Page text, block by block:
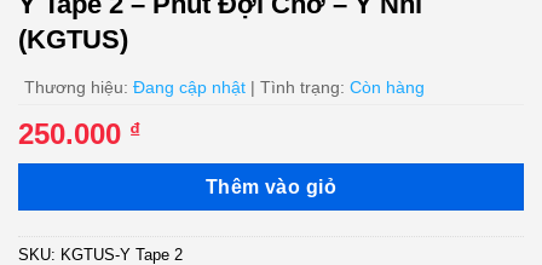
(KGTUS)
Thương hiệu: Đang cập nhật | Tình trạng: Còn hàng
250.000 ₫
Thêm vào giỏ
SKU: KGTUS-Y Tape 2